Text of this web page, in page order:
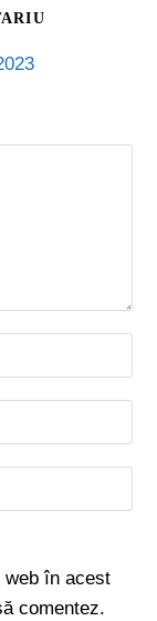
web în acest
comentez.